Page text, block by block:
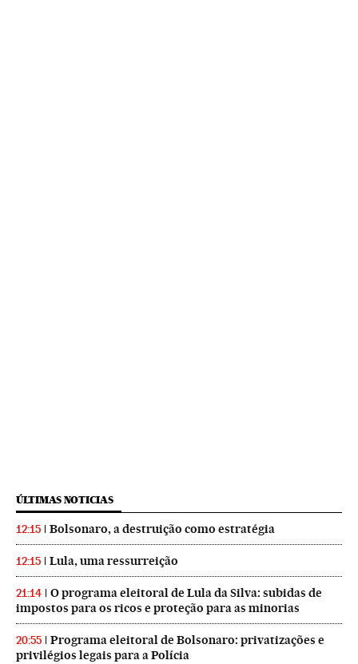
ÚLTIMAS NOTICIAS
12:15 Bolsonaro, a destruição como estratégia
12:15 Lula, uma ressurreição
21:14
O programa eleitoral de Lula da Silva: subidas de
impostos para os ricos e proteção para as minorias
20:55
Programa eleitoral de Bolsonaro: privatizações e
privilégios legais para a Polícia